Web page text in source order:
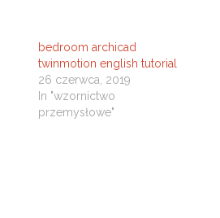
bedroom archicad
twinmotion english tutorial
26 czerwca, 2019
In "wzornictwo
przemysłowe"